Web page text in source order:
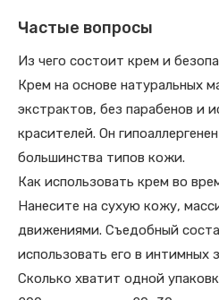
Частые вопросы
Из чего состоит крем и
Крем на основе натуральных
экстрактов, без парабенов и
красителей. Он
большинства типов кожи.
Как использовать крем во
Нанесите на сухую кожу,
движениями. Съедобный
использовать его в интимных
Сколько хватит одной